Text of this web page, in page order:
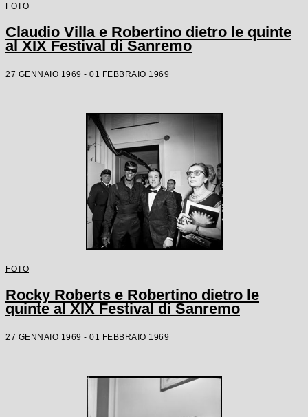
FOTO
Claudio Villa e Robertino dietro le quinte
al XIX Festival di Sanremo
27 GENNAIO 1969 - 01 FEBBRAIO 1969
FOTO
Rocky Roberts e Robertino dietro le
quinte al XIX Festival di Sanremo
27 GENNAIO 1969 - 01 FEBBRAIO 1969